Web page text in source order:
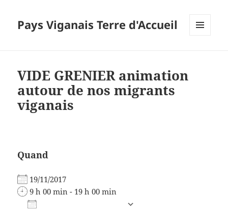
Pays Viganais Terre d'Accueil
VIDE GRENIER animation
autour de nos migrants
viganais
Quand
19/11/2017
9 h 00 min - 19 h 00 min